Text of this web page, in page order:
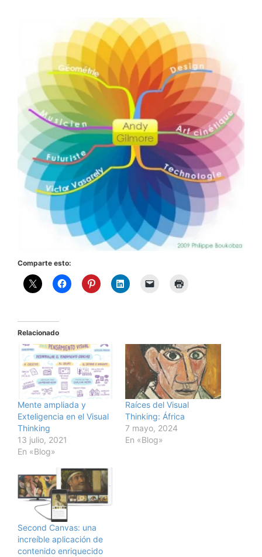
Comparte esto:
Relacionado
Mente ampliada y
Exteligencia en el Visual
Thinking
13 julio, 2021
En «Blog»
Raíces del Visual
Thinking: África
7 mayo, 2024
En «Blog»
Second Canvas: una
increíble aplicación de
contenido enriquecido